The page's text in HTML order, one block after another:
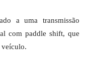
a uma transmissão
com paddle shift, que
veículo.